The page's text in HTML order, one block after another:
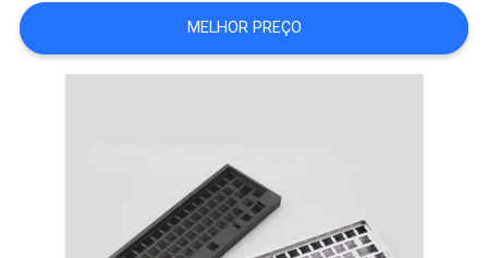
MAPA
DO
PRIVACIDADE
MELHOR PREÇO